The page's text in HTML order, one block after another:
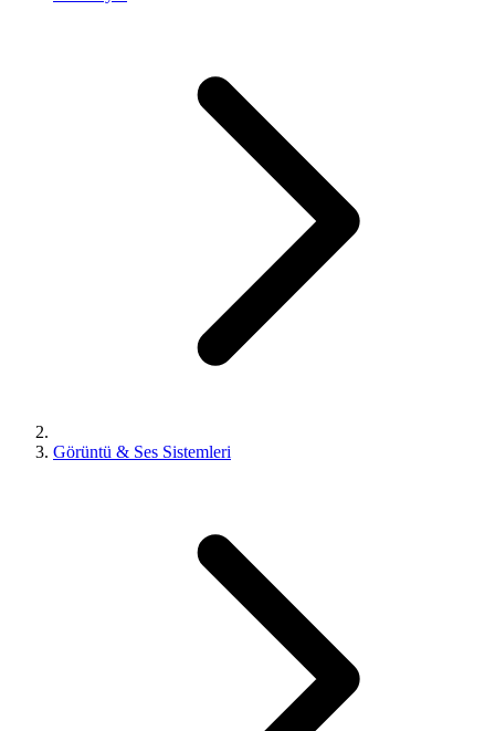
Görüntü & Ses Sistemleri